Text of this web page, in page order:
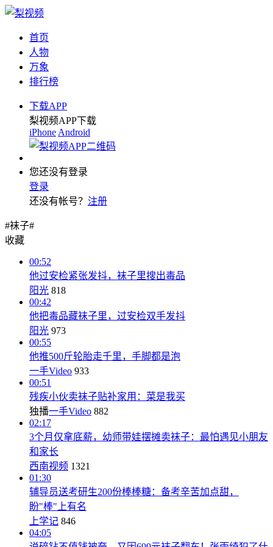
首页
人物
万象
排行榜
下载APP
梨视频APP下载
iPhone Android
您还没有登录
登录
还没有帐号？ 注册
#袜子#
收藏
00:52
他过安检紧张发抖，袜子里搜出毒品
阳光 818
00:42
他把毒品藏袜子里，过安检双手发抖
阳光 973
00:55
他推500斤轮胎走千里，手脚都是泡
一手Video 933
00:51
残疾小伙卖袜子贴补家用：菜是我买
独播一手Video 882
02:17
3个月仅拿底薪，幼师带娃摆摊卖袜子：最怕遇见小朋友
和家长
西南视频 1321
01:30
辅导员送考研生200份棒棒糖：备考辛苦加点甜，
盼"棒"上有名
上学记 846
04:05